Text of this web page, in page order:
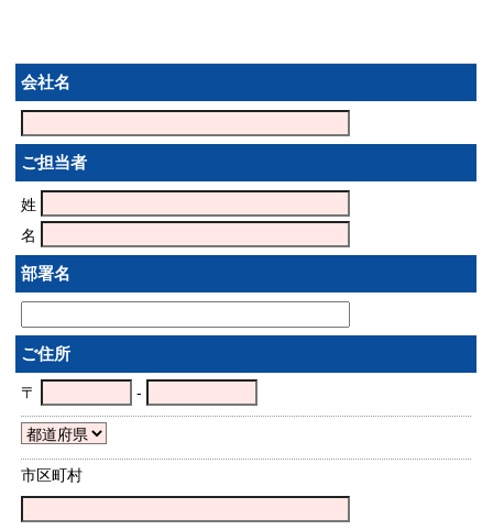
会社名
ご担当者
姓
名
部署名
ご住所
〒 -
市区町村